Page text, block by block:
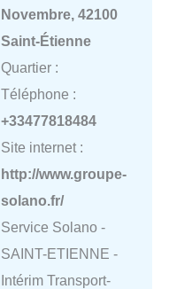
Novembre, 42100
Saint-Étienne
Quartier :
Téléphone :
+33477818484
Site internet :
http://www.groupe-
solano.fr/
Service Solano -
SAINT-ETIENNE -
Intérim Transport-